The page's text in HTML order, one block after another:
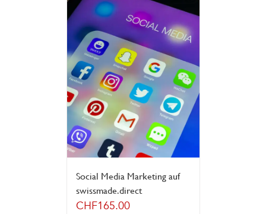
Social Media Marketing auf
swissmade.direct
CHF165.00